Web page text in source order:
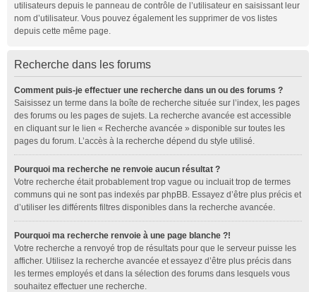
utilisateurs depuis le panneau de contrôle de l’utilisateur en saisissant leur
nom d’utilisateur. Vous pouvez également les supprimer de vos listes
depuis cette même page.
Recherche dans les forums
Comment puis-je effectuer une recherche dans un ou des forums ?
Saisissez un terme dans la boîte de recherche située sur l’index, les pages
des forums ou les pages de sujets. La recherche avancée est accessible
en cliquant sur le lien « Recherche avancée » disponible sur toutes les
pages du forum. L’accès à la recherche dépend du style utilisé.
Pourquoi ma recherche ne renvoie aucun résultat ?
Votre recherche était probablement trop vague ou incluait trop de termes
communs qui ne sont pas indexés par phpBB. Essayez d’être plus précis et
d’utiliser les différents filtres disponibles dans la recherche avancée.
Pourquoi ma recherche renvoie à une page blanche ?!
Votre recherche a renvoyé trop de résultats pour que le serveur puisse les
afficher. Utilisez la recherche avancée et essayez d’être plus précis dans
les termes employés et dans la sélection des forums dans lesquels vous
souhaitez effectuer une recherche.